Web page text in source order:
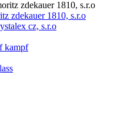
zdekauer 1810, s.r.o
cz, s.r.o
kampf